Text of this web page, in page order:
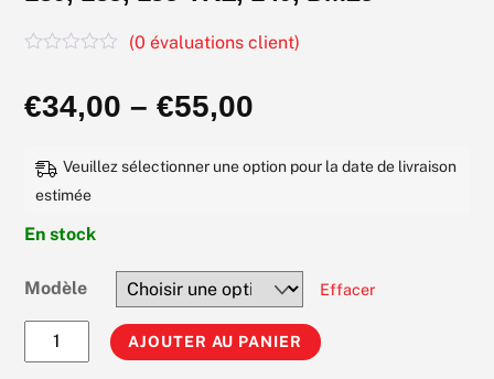
t
e
(0 évaluations client)
€34,00 –€55,00
Veuillez sélectionner une option pour la date de livraison
estimée
En stock
Modèle Effacer
quantité
de
AJOUTER AU PANIER